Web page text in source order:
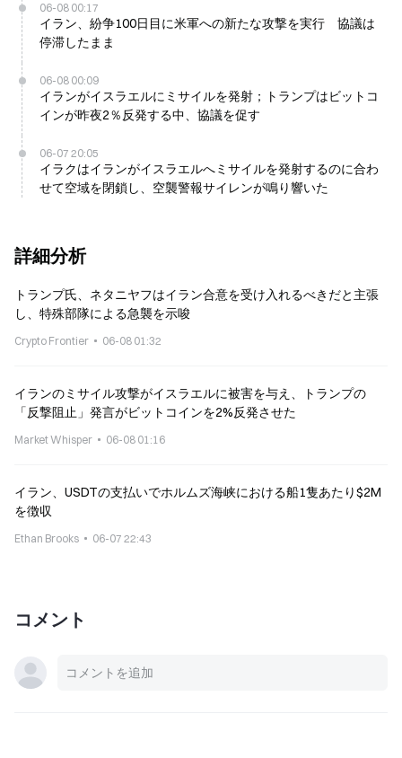
06-08 00:17
イラン、紛争100日目に米軍への新たな攻撃を実行 協議は
停滞したまま
06-08 00:09
イランがイスラエルにミサイルを発射；トランプはビットコ
インが昨夜2％反発する中、協議を促す
06-07 20:05
イラクはイランがイスラエルへミサイルを発射するのに合わ
せて空域を閉鎖し、空襲警報サイレンが鳴り響いた
詳細分析
トランプ氏、ネタニヤフはイラン合意を受け入れるべきだと主張
し、特殊部隊による急襲を示唆
Crypto Frontier 06-08 01:32
イランのミサイル攻撃がイスラエルに被害を与え、トランプの
「反撃阻止」発言がビットコインを2%反発させた
Market Whisper 06-08 01:16
イラン、USDTの支払いでホルムズ海峡における船1隻あたり$2M
を徴収
Ethan Brooks 06-07 22:43
コメント